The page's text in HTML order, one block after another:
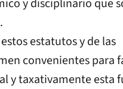
y disciplinario que
estatutos y de las
convenientes para
y taxativamente esta